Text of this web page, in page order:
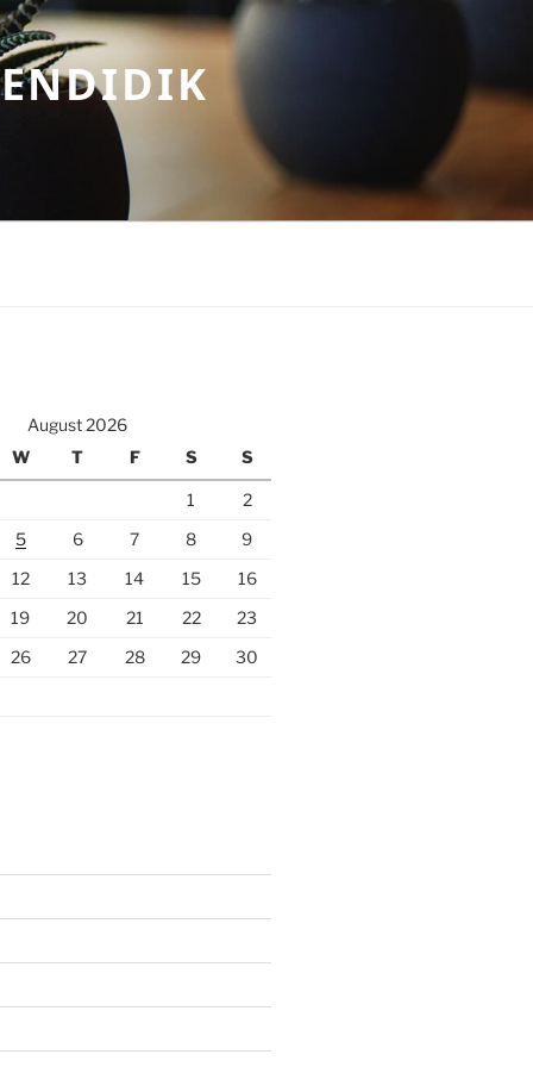
August 2026
W T F S S
1
2
5 6 7 8
9
12 13 14 15
16
19 20 21 22
23
26 27 28 29
30